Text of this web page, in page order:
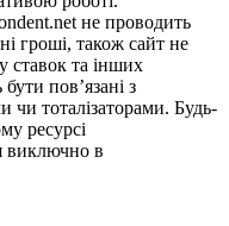
не проводить
гроші, також сайт не
ставок та інших
пов’язані з
чи тоталізаторами. Будь-
ресурсі
виключно в